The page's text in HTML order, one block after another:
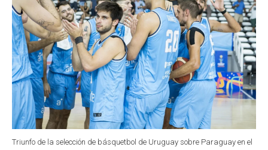
Triunfo de la selección de básquetbol de Uruguay sobre Paraguay en el